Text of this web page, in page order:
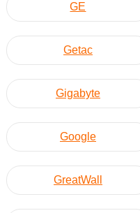
GE
Getac
Gigabyte
Google
GreatWall